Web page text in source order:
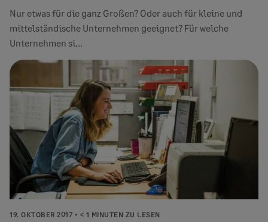
Nur etwas für die ganz Großen? Oder auch für kleine und
mittelständische Unternehmen geeignet? Für welche
Unternehmen si...
19. OKTOBER 2017 < 1 MINUTEN ZU LESEN